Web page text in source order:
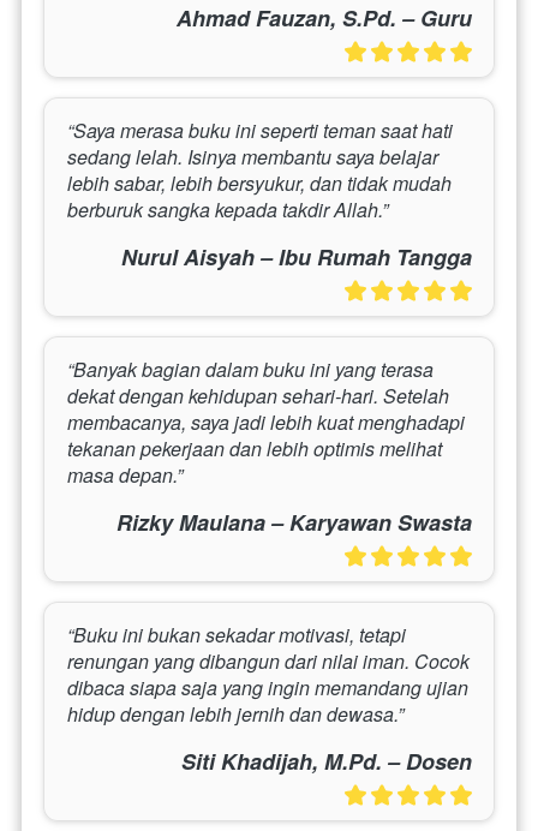
Ahmad Fauzan, S.Pd. – Guru
“Saya merasa buku ini seperti teman saat hati
sedang lelah. Isinya membantu saya belajar
lebih sabar, lebih bersyukur, dan tidak mudah
berburuk sangka kepada takdir Allah.”
Nurul Aisyah – Ibu Rumah Tangga
“Banyak bagian dalam buku ini yang terasa
dekat dengan kehidupan sehari-hari. Setelah
membacanya, saya jadi lebih kuat menghadapi
tekanan pekerjaan dan lebih optimis melihat
masa depan.”
Rizky Maulana – Karyawan Swasta
“Buku ini bukan sekadar motivasi, tetapi
renungan yang dibangun dari nilai iman. Cocok
dibaca siapa saja yang ingin memandang ujian
hidup dengan lebih jernih dan dewasa.”
Siti Khadijah, M.Pd. – Dosen